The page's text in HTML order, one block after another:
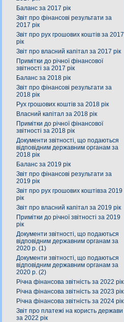
Баланс за 2017 рік
Звіт про фінансові результати за
2017 рік
Звіт про рух грошових коштів за 2017
рік
Звіт про власний капітал за 2017 рік
Примітки до річної фінансової
звітності за 2017 рік
Баланс за 2018 рік
Звіт про фінансові результати за
2018 рік
Рух грошових коштів за 2018 рік
Власний капітал за 2018 рік
Примітки до річної фінансової
звітності за 2018 рік
Документи звітності, що подаються
відповідним державним органам за
2018 рік
Баланс за 2019 рік
Звіт про фінансові результати за
2019 рік
Звіт про рух грошових коштівза 2019
рік
Звіт про власний капітал за 2019 рік
Примітки до річної звітності за 2019
рік
Документи звітності, що подаються
відповідним державним органам за
2020 р. (1)
Документи звітності, що подаються
відповідним державним органам за
2020 р. (2)
Річна фінансова звітність за 2022 рік
Річна фінансова звітність за 2023 рік
Річна фінансова звітність за 2024 рік
Звіт про платежі на користь держави
за 2022 рік